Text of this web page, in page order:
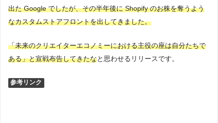
出た Google でしたが、その半年後に Shopify のお株を奪うよう
なカスタムストアフロントを出してきました。
「未来のクリエイターエコノミーにおける主役の座は自分たちで
ある」と宣戦布告してきたなと思わせるリリースです。
参考リンク